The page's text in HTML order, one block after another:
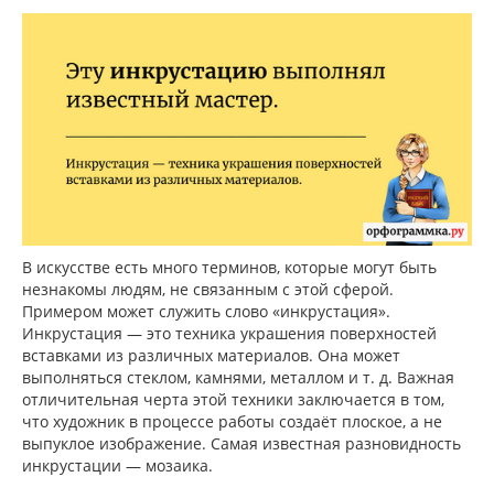
В искусстве есть много терминов, которые могут быть
незнакомы людям, не связанным с этой сферой.
Примером может служить слово «инкрустация».
Инкрустация — это техника украшения поверхностей
вставками из различных материалов. Она может
выполняться стеклом, камнями, металлом и т. д. Важная
отличительная черта этой техники заключается в том,
что художник в процессе работы создаёт плоское, а не
выпуклое изображение. Самая известная разновидность
инкрустации — мозаика.